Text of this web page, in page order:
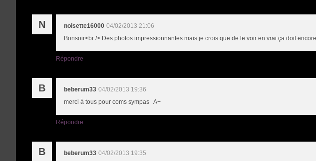
N noisette16000 04/02/2013 21:06
Bonsoir<br /> Des photos impressionnantes mais je crois que de le voir en vrai ça doit
Répondre
B beberum33 04/02/2013 19:36
merci à tous pour coms sympas A+
Répondre
B beberum33 04/02/2013 19:35